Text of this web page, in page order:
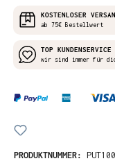
KOSTENLOSER
ab 75€ Bestellwert
TOP KUNDENSERVICE
wir sind immer für
PRODUKTNUMMER: